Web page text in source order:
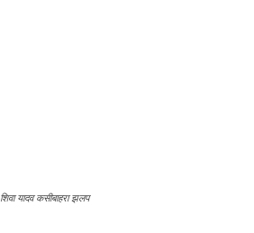
शिवा यादव कसीबाहरा झलप